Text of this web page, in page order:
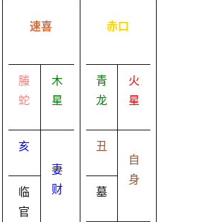
速喜
螣
蛇
木
星
亥
临
官
妻
财
赤口
青
龙
火
星
丑
墓
自
身